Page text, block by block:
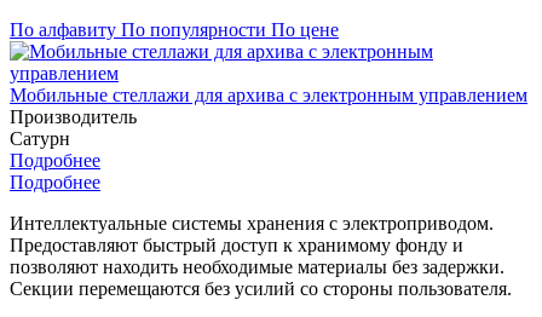
По алфавиту По популярности По цене
Мобильные стеллажи для архива с электронным управлением
Производитель
Сатурн
Подробнее
Подробнее
Интеллектуальные системы хранения с электроприводом.
Предоставляют быстрый доступ к хранимому фонду и
позволяют находить необходимые материалы без задержки.
Секции перемещаются без усилий со стороны пользователя.